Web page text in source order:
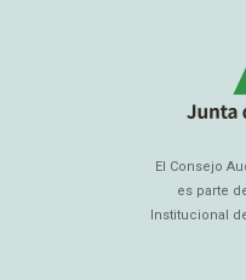
El Consejo
es parte
Institucional